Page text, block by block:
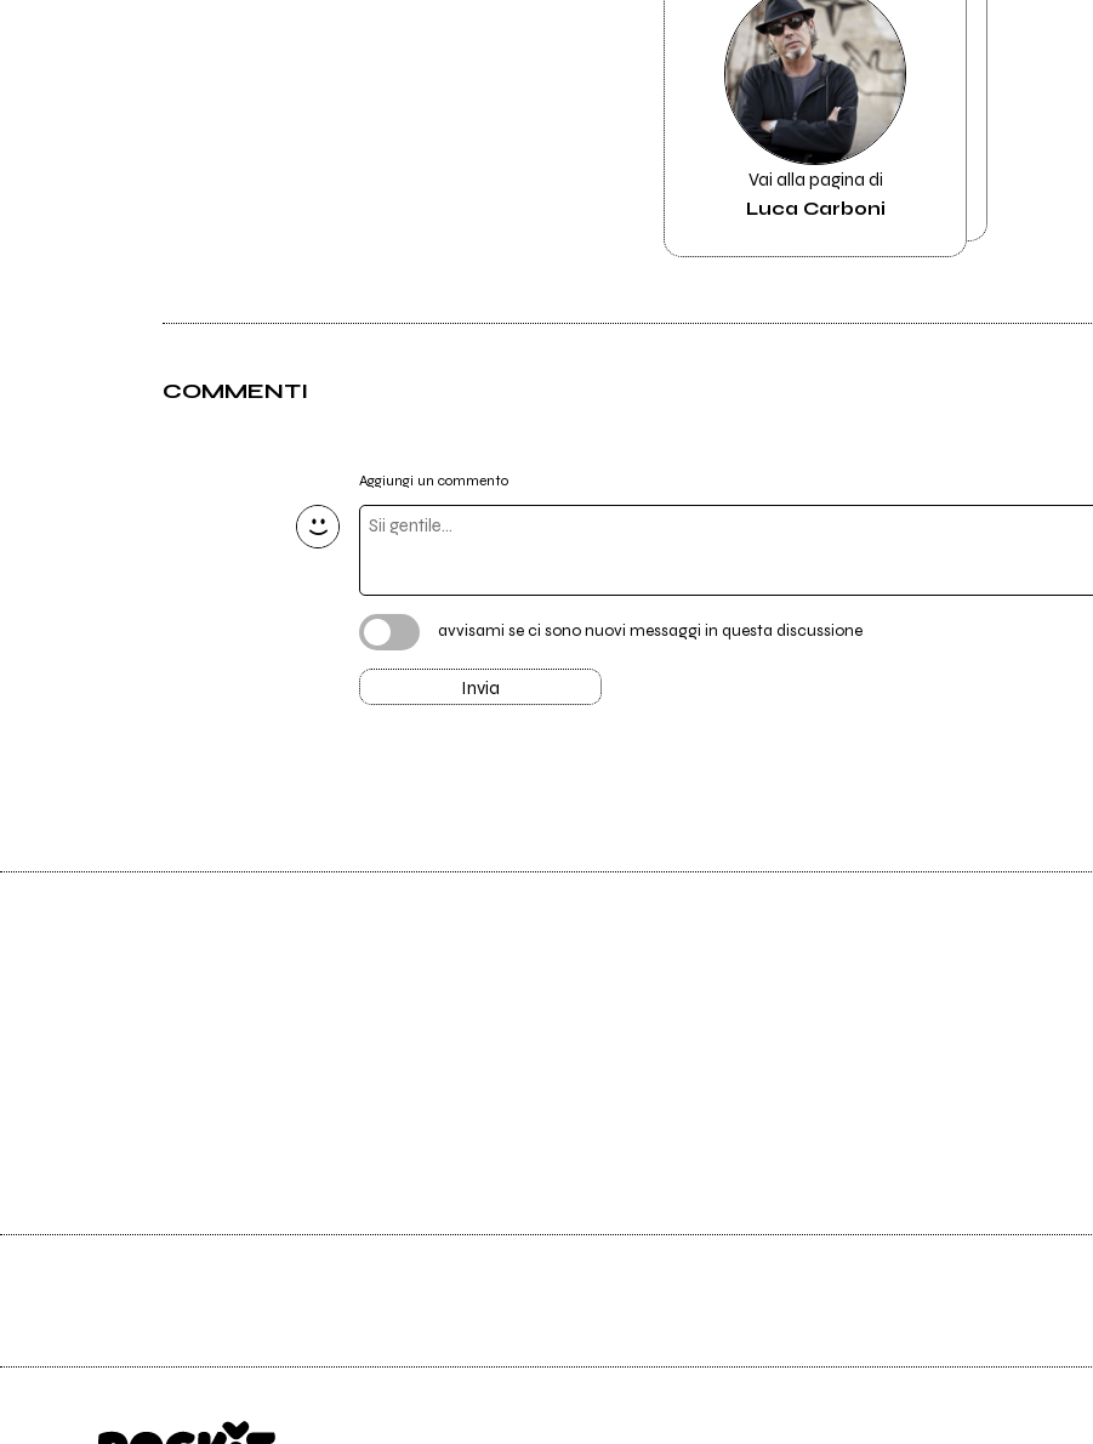
Vai alla pagina di
Luca Carboni
COMMENTI
Aggiungi un commento
avvisami se ci sono nuovi messaggi in questa discussione
Invia